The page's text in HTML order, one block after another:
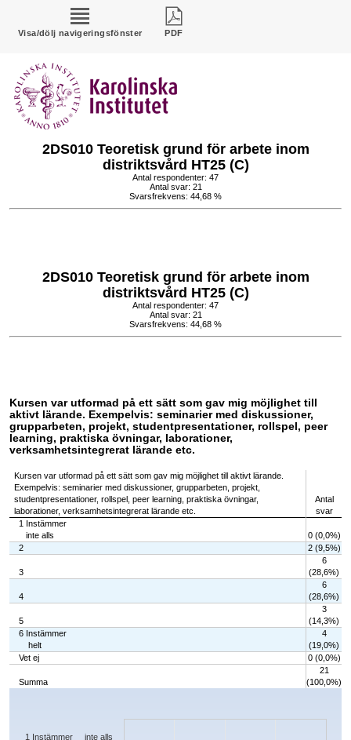
Visa/dölj navigeringsfönster PDF
2DS010 Teoretisk grund för arbete inom
distriktsvård HT25 (C)
Antal respondenter: 47
Antal svar: 21
Svarsfrekvens: 44,68 %
2DS010 Teoretisk grund för arbete inom
distriktsvård HT25 (C)
Antal respondenter: 47
Antal svar: 21
Svarsfrekvens: 44,68 %
Kursen var utformad på ett sätt som gav mig möjlighet till
aktivt lärande. Exempelvis: seminarier med diskussioner,
grupparbeten, projekt, studentpresentationer, rollspel, peer
learning, praktiska övningar, laborationer,
verksamhetsintegrerat lärande etc.
Kursen var utformad på ett sätt som gav mig möjlighet till aktivt lärande.
Exempelvis: seminarier med diskussioner, grupparbeten, projekt,
studentpresentationer, rollspel, peer learning, praktiska övningar,
laborationer, verksamhetsintegrerat lärande etc.
Antal
svar
1 Instämmer
inte alls
0 (0,0%)
2
2 (9,5%)
3
6
(28,6%)
4
6
(28,6%)
5
3
(14,3%)
6 Instämmer
helt
4
(19,0%)
Vet ej
0 (0,0%)
Summa
21
(100,0%)
Chart
The chart has 1 X axis displaying categories.
1 Instämmer inte alls